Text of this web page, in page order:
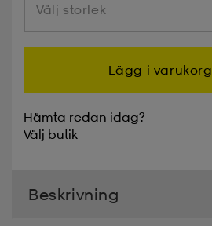
Välj storlek
Välj storlek
Lägg i varukorg
Hämta redan idag?
Välj butik
Beskrivning